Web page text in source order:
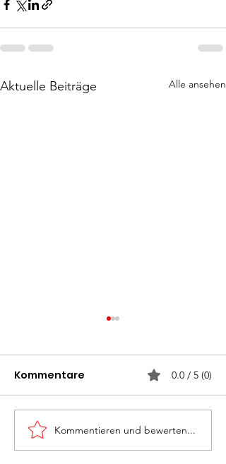
Aktuelle Beiträge Alle ansehen
Monatsübung
„Personenrettung“ am
Kommentare 0.0 / 5 (0)
Kommentieren und bewerten...